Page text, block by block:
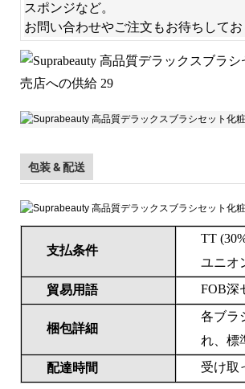
スポンジなど。
お問い合わせやご注文もお待ちして
包装 & 配送
支払条件
TT
ユニオ
貿易用語
FOB深
梱包詳細
各ブラ
れ、標
配達時間
受け取